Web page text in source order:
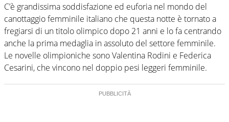
C’è grandissima soddisfazione ed euforia nel mondo del
canottaggio femminile italiano che questa notte è tornato a
fregiarsi di un titolo olimpico dopo 21 anni e lo fa centrando
anche la prima medaglia in assoluto del settore femminile.
Le novelle olimpioniche sono Valentina Rodini e Federica
Cesarini, che vincono nel doppio pesi leggeri femminile.